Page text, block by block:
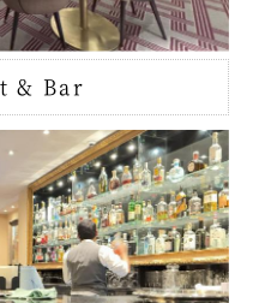
& Bar